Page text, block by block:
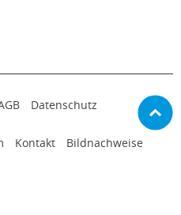
Datenschutz
Kontakt Bildnachweise